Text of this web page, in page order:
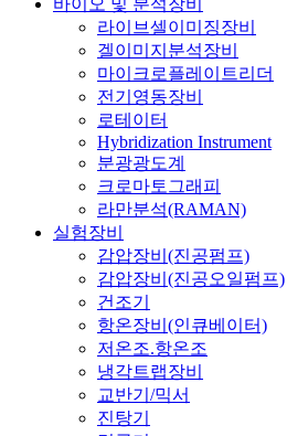
바이오 및 분석장비
라이브셀이미징장비
겔이미지분석장비
마이크로플레이트리더
전기영동장비
로테이터
Hybridization Instrument
분광광도계
크로마토그래피
라만분석(RAMAN)
실험장비
감압장비(진공펌프)
감압장비(진공오일펌프)
건조기
항온장비(인큐베이터)
저온조.항온조
냉각트랩장비
교반기/믹서
진탕기